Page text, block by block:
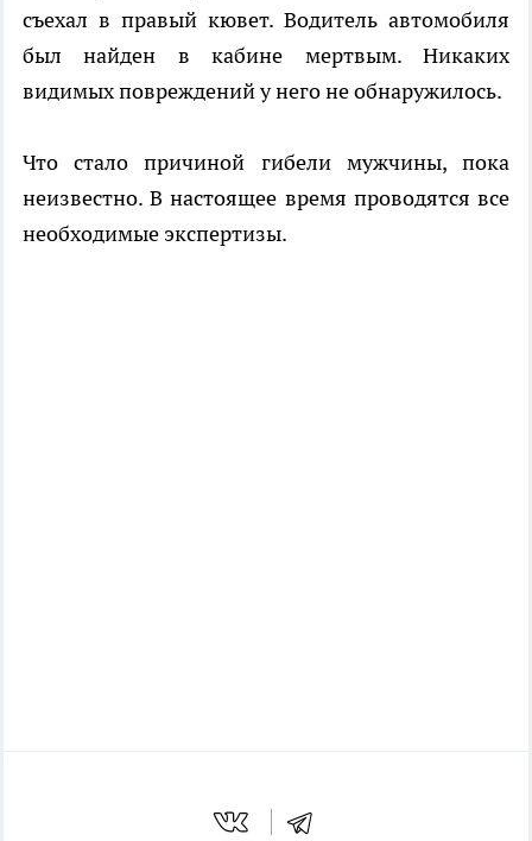
съехал в правый кювет. Водитель автомобиля
был найден в кабине мертвым. Никаких
видимых повреждений у него не обнаружилось.
Что стало причиной гибели мужчины, пока
неизвестно. В настоящее время проводятся все
необходимые экспертизы.